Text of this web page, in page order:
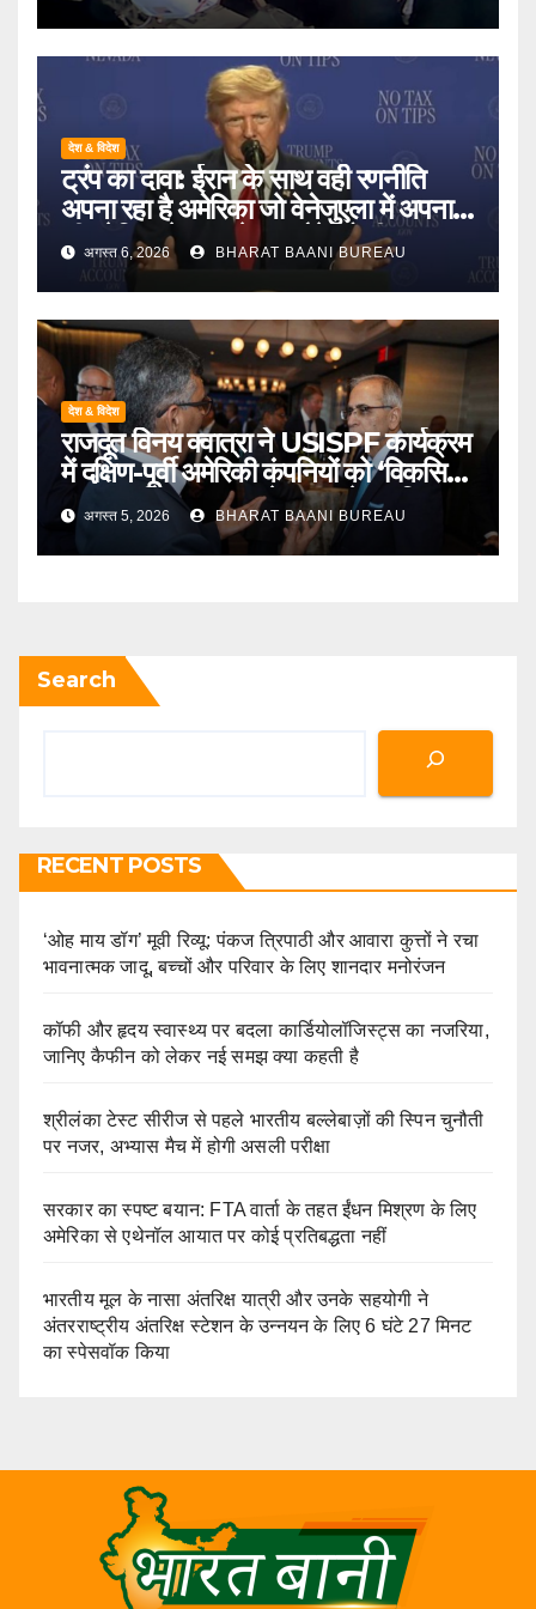
देश & विदेश
ट्रंप का दावा: ईरान के साथ वही रणनीति
अपना रहा है अमेरिका जो वेनेजुएला में अपनाई
थी, लेकिन तेहरान से समझौते को दी
प्राथमिकता
अगस्त 6, 2026 BHARAT BAANI BUREAU
देश & विदेश
राजदूत विनय क्वात्रा ने USISPF कार्यक्रम
में दक्षिण-पूर्वी अमेरिकी कंपनियों को ‘विकसित
भारत’ अभियान का साझेदार बनने का दिया
आमंत्रण
अगस्त 5, 2026 BHARAT BAANI BUREAU
Search
RECENT POSTS
‘ओह माय डॉग’ मूवी रिव्यू: पंकज त्रिपाठी और आवारा कुत्तों ने रचा
भावनात्मक जादू, बच्चों और परिवार के लिए शानदार मनोरंजन
कॉफी और हृदय स्वास्थ्य पर बदला कार्डियोलॉजिस्ट्स का नजरिया,
जानिए कैफीन को लेकर नई समझ क्या कहती है
श्रीलंका टेस्ट सीरीज से पहले भारतीय बल्लेबाज़ों की स्पिन चुनौती
पर नजर, अभ्यास मैच में होगी असली परीक्षा
सरकार का स्पष्ट बयान: FTA वार्ता के तहत ईंधन मिश्रण के लिए
अमेरिका से एथेनॉल आयात पर कोई प्रतिबद्धता नहीं
भारतीय मूल के नासा अंतरिक्ष यात्री और उनके सहयोगी ने
अंतरराष्ट्रीय अंतरिक्ष स्टेशन के उन्नयन के लिए 6 घंटे 27 मिनट
का स्पेसवॉक किया